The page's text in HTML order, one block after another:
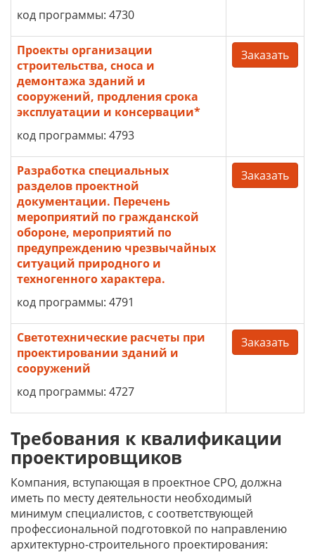
код программы: 4730
Проекты организации
строительства, сноса и
демонтажа зданий и
сооружений, продления срока
эксплуатации и консервации*
код программы: 4793
Заказать
Разработка специальных
разделов проектной
документации. Перечень
мероприятий по гражданской
обороне, мероприятий по
предупреждению чрезвычайных
ситуаций природного и
техногенного характера.
код программы: 4791
Заказать
Светотехнические расчеты при
проектировании зданий и
сооружений
код программы: 4727
Заказать
Требования к квалификации
проектировщиков
Компания, вступающая в проектное СРО, должна
иметь по месту деятельности необходимый
минимум специалистов, с соответствующей
профессиональной подготовкой по направлению
архитектурно-строительного проектирования: